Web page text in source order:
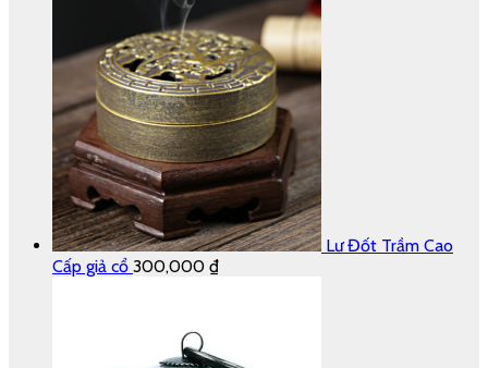
Lư Đốt Trầm Cao
Cấp giả cổ 300,000 ₫